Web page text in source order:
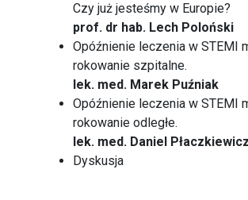
Czy już jesteśmy w Europie?
prof. dr hab. Lech Poloński
Opóźnienie leczenia w STEMI
rokowanie szpitalne.
lek. med. Marek Puźniak
Opóźnienie leczenia w STEMI
rokowanie odległe.
lek. med. Daniel Płaczkiewicz
Dyskusja